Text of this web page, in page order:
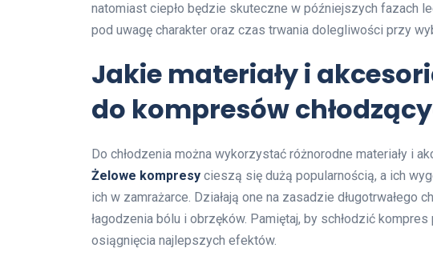
natomiast ciepło będzie skuteczne w późniejszych fazach
pod uwagę charakter oraz czas trwania dolegliwości przy
Jakie materiały i
do kompresów
Do chłodzenia można wykorzystać różnorodne materiały i
Żelowe kompresy cieszą się dużą popularnością, a ich
ich w zamrażarce. Działają one na zasadzie długotrwałego
łagodzenia bólu i obrzęków. Pamiętaj, by schłodzić
osiągnięcia najlepszych efektów.